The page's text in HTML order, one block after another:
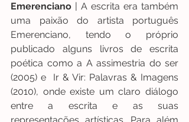
Emerenciano | A escrita era também
uma paixão do artista português
Emerenciano, tendo o próprio
publicado alguns livros de escrita
poética como a A assimestria do ser
(2005) e  Ir & Vir: Palavras & Imagens
(2010), onde existe um claro diálogo
entre a escrita e as suas